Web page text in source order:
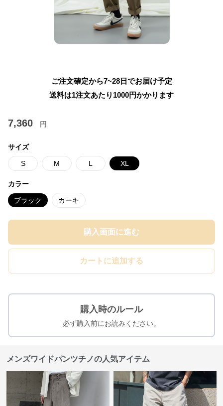
ご注文確定から7~28日でお届け予定
送料は1注文あたり 1000円かかります
7,360 円
サイズ
S M L XL
カラー
ブラック カーキ
購入画面に進む
カートに追加する
購入時のルール
必ず購入前にお読みください。
メンズワイドパンツチノの人気アイテム